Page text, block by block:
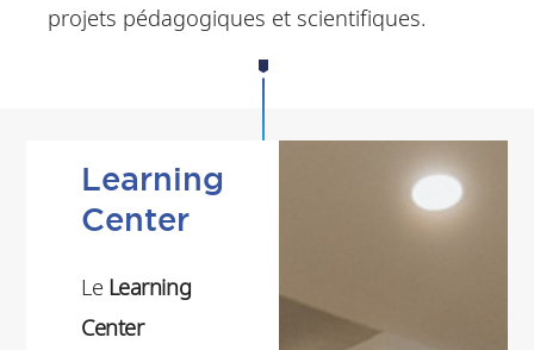
projets pédagogiques et scientifiques.
Learning
Center
Le Learning
Center